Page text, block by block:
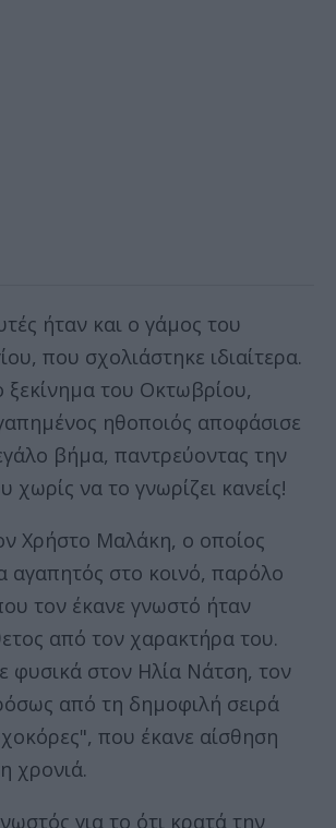
ήταν και ο γάμος του
που σχολιάστηκε ιδιαίτερα.
του Οκτωβρίου,
ηθοποιός αποφάσισε
βήμα, παντρεύοντας την
χωρίς να το γνωρίζει κανείς!
Χρήστο Μαλάκη, ο οποίος
αγαπητός στο κοινό, παρόλο
τον έκανε γνωστό ήταν
από τον χαρακτήρα του.
φυσικά στον Ηλία Νάτση, τον
από τη δημοφιλή σειρά
που έκανε αίσθηση
χρονιά.
για το ότι κρατά την